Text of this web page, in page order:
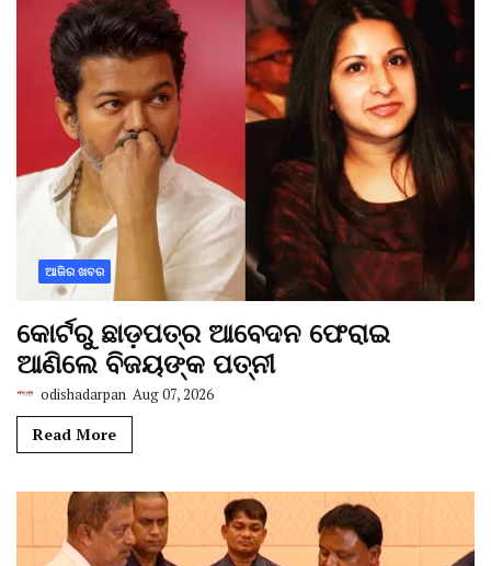
ଆଜିର ଖବର
କୋର୍ଟରୁ ଛାଡ଼ପତ୍ର ଆବେଦନ ଫେରାଇ
ଆଣିଲେ ବିଜୟଙ୍କ ପତ୍ନୀ
odishadarpan Aug 07, 2026
Read More